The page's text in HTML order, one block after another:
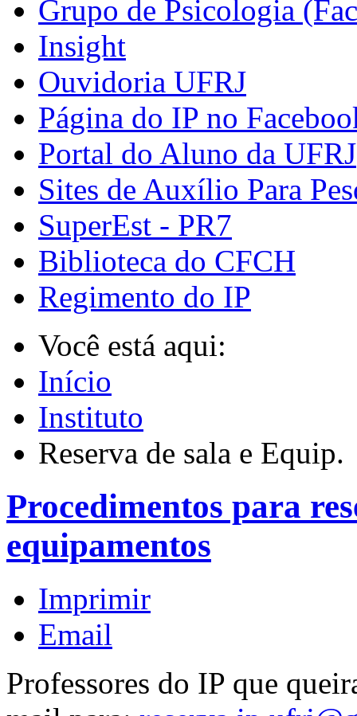
Grupo de Psicologia
Insight
Ouvidoria UFRJ
Página do IP no
Portal do Aluno da UFRJ
Sites de Auxílio Para
SuperEst - PR7
Biblioteca do CFCH
Regimento do IP
Você está aqui:
Início
Instituto
Reserva de sala e Equip.
Procedimentos para
equipamentos
Imprimir
Email
Professores do IP que